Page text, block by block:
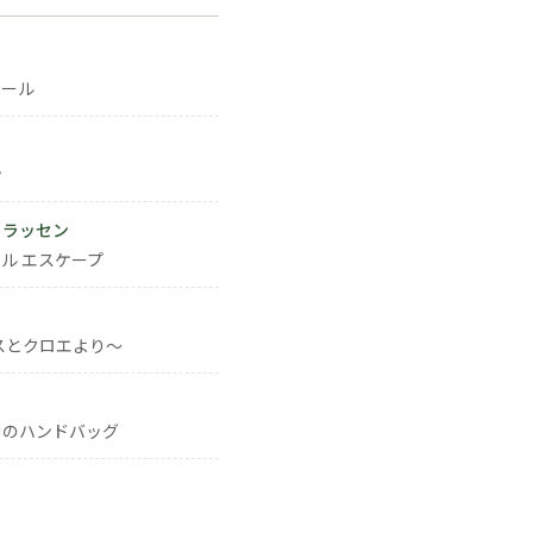
ル
ッセン
エスケープ
クロエより～
ハンドバッグ